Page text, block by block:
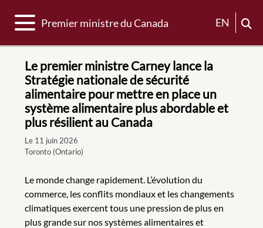
Basculer la navigation
Premier ministre du Canada EN
Le premier ministre Carney lance la
Stratégie nationale de sécurité
alimentaire pour mettre en place un
système alimentaire plus abordable et
plus résilient au Canada
Le 11 juin 2026
Toronto (Ontario)
Le monde change rapidement. L’évolution du
commerce, les conflits mondiaux et les changements
climatiques exercent tous une pression de plus en
plus grande sur nos systèmes alimentaires et